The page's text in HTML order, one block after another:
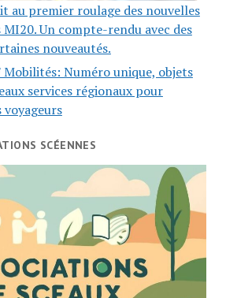
au premier roulage des nouvelles
MI20. Un compte-rendu avec des
nouveautés.
Mobilités: Numéro unique, objets
services régionaux pour
SCÉENNES